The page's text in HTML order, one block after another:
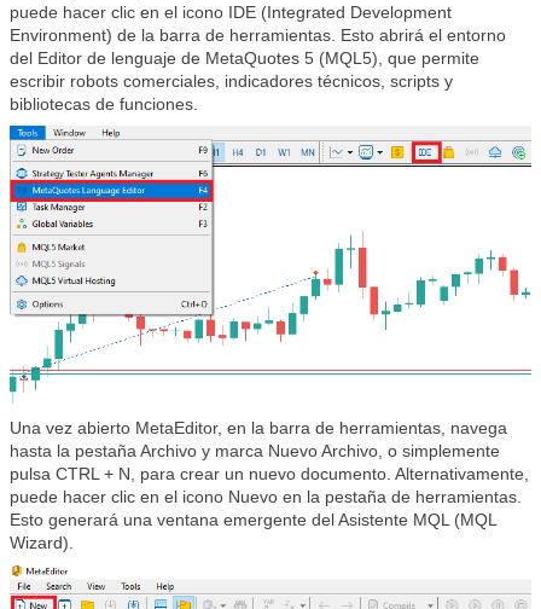
puede hacer clic en el icono IDE (Integrated Development
Environment) de la barra de herramientas. Esto abrirá el entorno
del Editor de lenguaje de MetaQuotes 5 (MQL5), que permite
escribir robots comerciales, indicadores técnicos, scripts y
bibliotecas de funciones.
Una vez abierto MetaEditor, en la barra de herramientas, navega
hasta la pestaña Archivo y marca Nuevo Archivo, o simplemente
pulsa CTRL + N, para crear un nuevo documento. Alternativamente,
puede hacer clic en el icono Nuevo en la pestaña de herramientas.
Esto generará una ventana emergente del Asistente MQL (MQL
Wizard).